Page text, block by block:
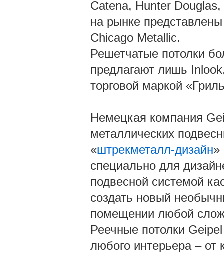
Catena, Hunter
на рынке
Chicago Metallic.
Решетчатые потолки
предлагают лишь
торговой маркой
Немецкая компания
металлических
«штрекметалл-дизайн»
специально для
подвесной системой
создать новый
помещении любой
Реечные потолки
любого интерьера –